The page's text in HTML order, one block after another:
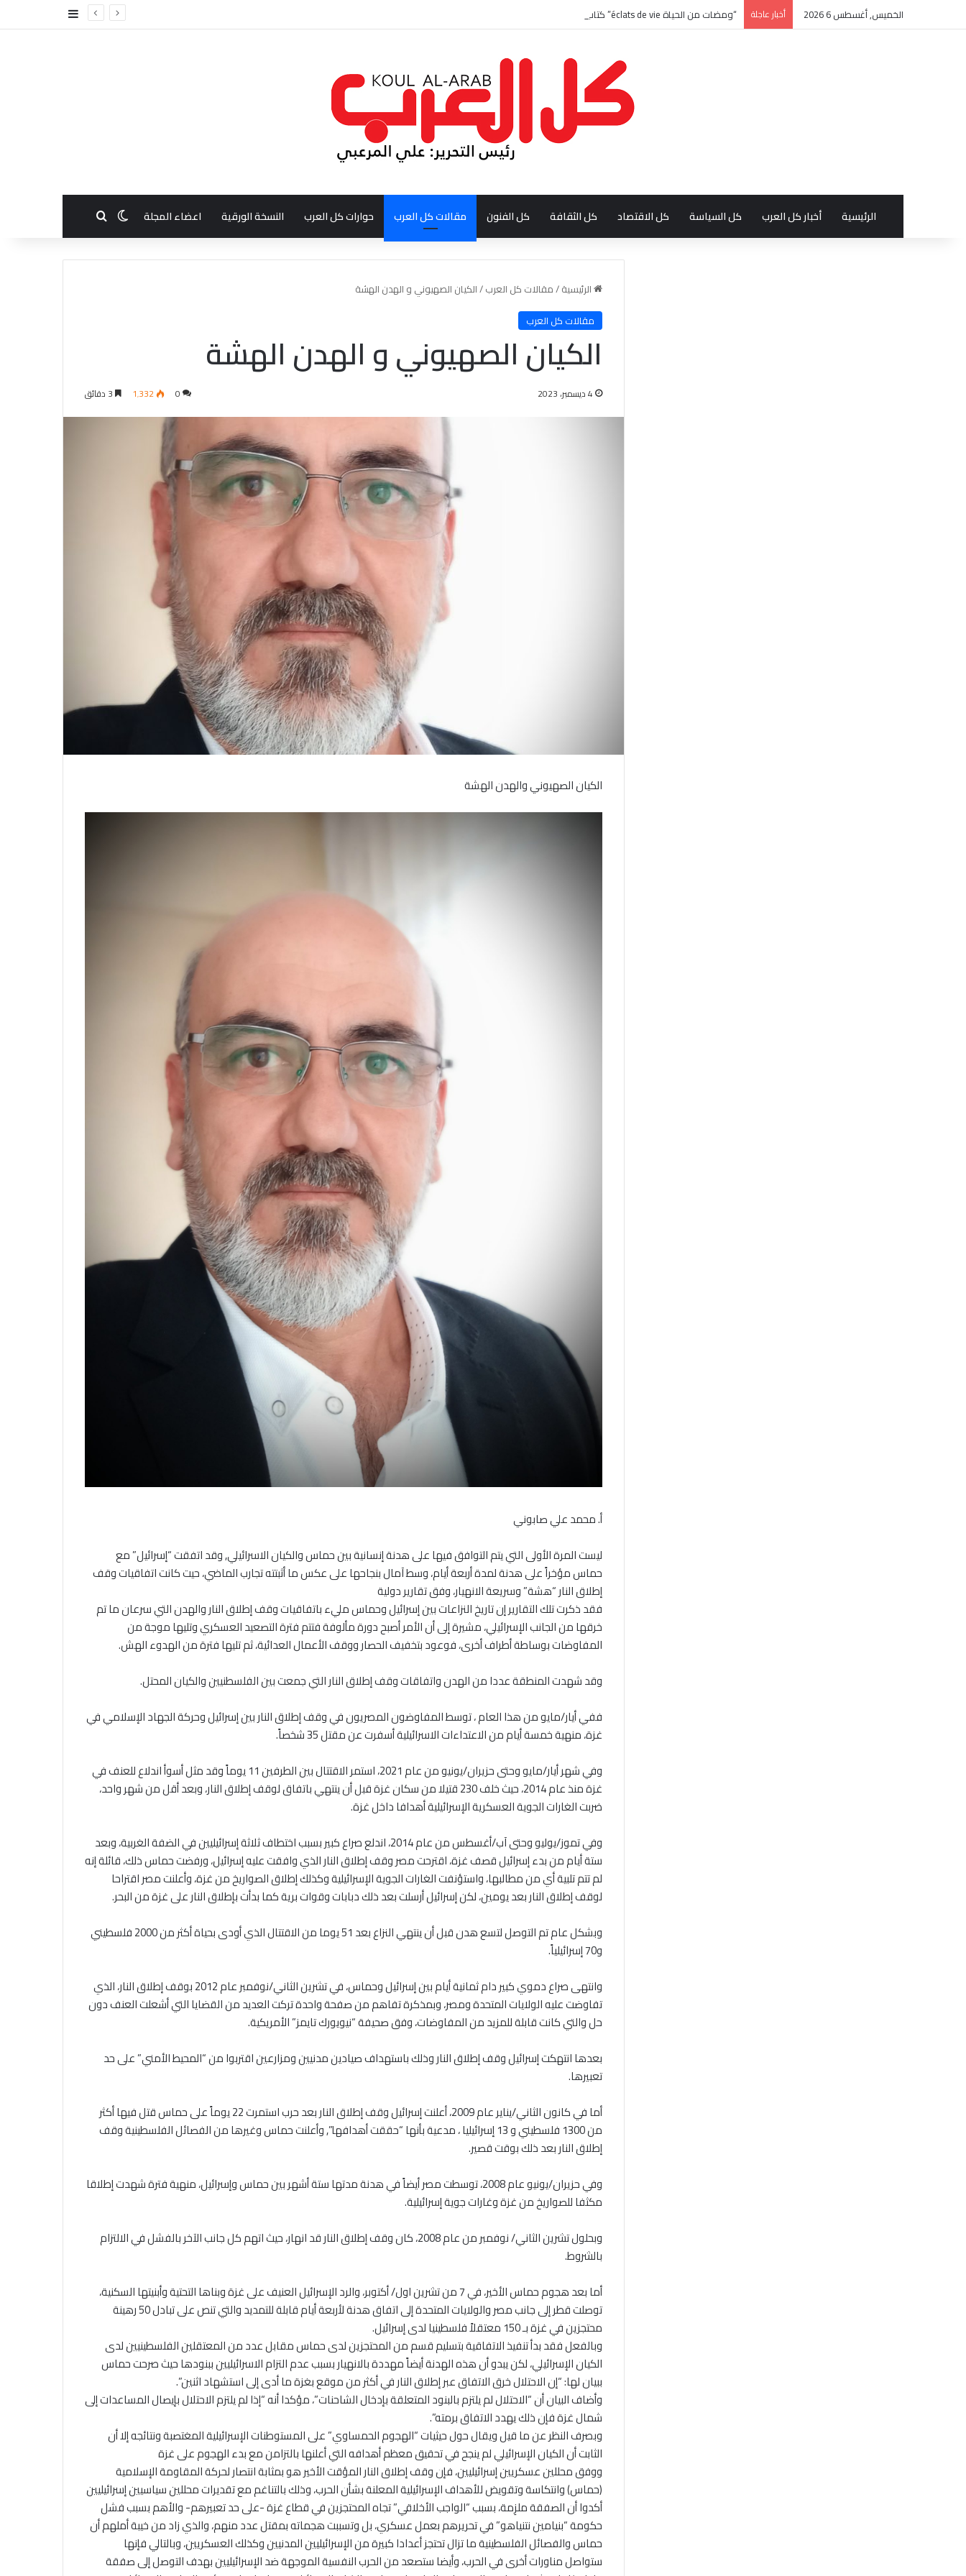
الخميس, أغسطس 6 2026 أخبار عاجلة “ومضات من الحياة éclats de vie” كتاب جديد بالفرنسية للأديبة التونسية منى زغدان إضافة عمود
الرئيسية أخبار كل العرب كل السياسة كل الاقتصاد كل الثقافة كل الفنون مقالات كل العرب حوارات كل العرب النسخة الورقية اعضاء المجلة الوضع المظلم
بحث عن
الرئيسية/مقالات كل العرب/الكيان الصهيوني و الهدن الهشة
مقالات كل العرب
الكيان الصهيوني و الهدن الهشة
4 ديسمبر، 2023 0 1٬332
الكيان الصهيوني والهدن الهشة
أ. محمد علي صابوني
ليست المرة الأولى التي يتم التوافق فيها على هدنة إنسانية بين حماس والكيان الاسرائيلي, وقد اتفقت “إسرائيل” مع
حماس مؤخراً على هدنة لمدة أربعة أيام، وسط آمال بنجاحها على عكس ما أثبتته تجارب الماضي، حيت كانت اتفاقيات وقف
إطلاق النار “هشة” وسريعة الانهيار، وفق تقارير دولية
فقد ذكرت تلك التقارير إن تاريخ النزاعات بين إسرائيل وحماس مليء باتفاقيات وقف إطلاق النار والهدن التي سرعان ما تم
خرقها من الجانب الإسرائيلي، مشيرة إلى أن الأمر أصبح دورة مألوفة فتتم فترة التصعيد العسكري وتليها موجة من
المفاوضات بوساطة أطراف أخرى، فوعود بتخفيف الحصار ووقف الأعمال العدائية، ثم تليها فترة من الهدوء الهش.
وقد شهدت المنطقة عددا من الهدن واتفاقات وقف إطلاق النار التي جمعت بين الفلسطنيين والكيان المحتل.
ففي أيار/مايو من هذا العام ، توسط المفاوضون المصريون في وقف إطلاق النار بين إسرائيل وحركة الجهاد الإسلامي في
غزة، منهية خمسة أيام من الاعتداءات الاسرائيلية أسفرت عن مقتل 35 شخصاً.
وفي شهر أيار/مايو وحتى حزيران/يونيو من عام 2021، استمر الاقتتال بين الطرفين 11 يوماً وقد مثل أسوأ اندلاع للعنف في
غزة منذ عام 2014، حيث خلف 230 قتيلا من سكان غزة قبل أن ينتهي باتفاق لوقف إطلاق النار، وبعد أقل من شهر واحد،
ضربت الغارات الجوية العسكرية الإسرائيلية أهدافا داخل غزة.
وفي تموز/يوليو وحتى آب/أغسطس من عام 2014، اندلع صراع كبير بسبب اختطاف ثلاثة إسرائيليين في الضفة الغربية، وبعد
ستة أيام من بدء إسرائيل قصف غزة، اقترحت مصر وقف إطلاق النار الذي وافقت عليه إسرائيل، ورفضت حماس ذلك، قائلة إنه
لم تتم تلبية أي من مطالبها، واستؤنفت الغارات الجوية الإسرائيلية وكذلك إطلاق الصواريخ من غزة، وأعلنت مصر اقتراحا
لوقف إطلاق النار بعد يومين، لكن إسرائيل أرسلت بعد ذلك دبابات وقوات برية كما بدأت بإطلاق النار على غزة من البحر.
وبشكل عام تم التوصل لتسع هدن قبل أن ينتهي النزاع بعد 51 يوما من الاقتتال الذي أودى بحياة أكثر من 2000 فلسطيني
و70 إسرائيلياً.
وانتهى صراع دموي كبير دام ثمانية أيام بين إسرائيل وحماس، في تشرين الثاني/نوفمبر عام 2012 بوقف إطلاق النار، الذي
تفاوضت عليه الولايات المتحدة ومصر، وبمذكرة تفاهم من صفحة واحدة تركت العديد من القضايا التي أشعلت العنف دون
حل والتي كانت قابلة للمزيد من المفاوضات، وفق صحيفة “نيويورك تايمز” الأمريكية.
بعدها انتهكت إسرائيل وقف إطلاق النار وذلك باستهداف صيادين مدنيين ومزارعين اقتربوا من “المحيط الأمني” على حد
تعبيرها.
أما في كانون الثاني/يناير عام 2009، أعلنت إسرائيل وقف إطلاق النار بعد حرب استمرت 22 يوماً على حماس قتل فيها أكثر
من 1300 فلسطيني و 13 إسرائيليا ، مدعية بأنها “حققت أهدافها”, وأعلنت حماس وغيرها من الفصائل الفلسطينية وقف
إطلاق النار بعد ذلك بوقت قصير.
وفي حزيران/يونيو عام 2008، توسطت مصر أيضاً في هدنة مدتها ستة أشهر بين حماس وإسرائيل، منهية فترة شهدت إطلاقا
مكثفا للصواريخ من غزة وغارات جوية إسرائيلية.
وبحلول تشرين الثاني/ نوفمبر من عام 2008، كان وقف إطلاق النار قد انهار، حيث اتهم كل جانب الآخر بالفشل في الالتزام
بالشروط.
أما بعد هجوم حماس الأخير، في 7 من تشرين اول/ أكتوبر، والرد الإسرائيل العنيف على غزة وبناها التحتية وأبنيتها السكنية،
توصلت قطر إلى جانب مصر والولايات المتحدة إلى اتفاق هدنة لأربعة أيام قابلة للتمديد والتي تنص على تبادل 50 رهينة
محتجزين في غزة بـ 150 معتقلاً فلسطينيا لدى إسرائيل.
وبالفعل فقد بدأ تنفيذ الاتفاقية بتسليم قسم من المحتجزين لدى حماس مقابل عدد من المعتقلين الفلسطينيين لدى
الكيان الإسرائيلي، لكن يبدو أن هذه الهدنة أيضاً مهددة بالانهيار بسبب عدم التزام الاسرائيليين ببنودها حيث صرحت حماس
ببيان لها: “إن الاحتلال خرق الاتفاق عبر إطلاق النار في أكثر من موقع بغزة ما أدى إلى استشهاد اثنين”.
وأضاف البيان أن “الاحتلال لم يلتزم بالبنود المتعلقة بإدخال الشاحنات”، مؤكدا أنه “إذا لم يلتزم الاحتلال بإيصال المساعدات إلى
شمال غزة فإن ذلك يهدد الاتفاق برمته”.
وبصرف النظر عن ما قيل ويقال حول حيثيات “الهجوم الحمساوي” على المستوطنات الإسرائيلية المغتصبة ونتائجه إلا أن
الثابت أن الكيان الإسرائيلي لم ينجح في تحقيق معظم أهدافه التي أعلنها بالتزامن مع بدء الهجوم على غزة
ووفق محللين عسكريين إسرائيليين، فإن وقف إطلاق النار المؤقت الأخير هو بمثابة انتصار لحركة المقاومة الإسلامية
(حماس) وانتكاسة وتقويض للأهداف الإسرائيلية المعلنة بشأن الحرب، وذلك بالتناغم مع تقديرات محللين سياسيين إسرائيليين
أكدوا أن الصفقة ملزِمة، بسبب “الواجب الأخلاقي” تجاه المحتجزين في قطاع غزة -على حد تعبيرهم- والأهم بسبب فشل
حكومة “بنيامين نتنياهو” في تحريرهم بعمل عسكري، بل وتسببت هجماته بمقتل عدد منهم، والذي زاد من خيبة أملهم أن
حماس والفصائل الفلسطينية ما تزال تحتجز أعدادا كبيرة من الإسرائيليين المدنيين وكذلك العسكريين، وبالتالي فإنها
ستواصل مناورات أخرى في الحرب، وأيضا ستصعد من الحرب النفسية الموجهة ضد الإسرائيليين بهدف التوصل إلى صفقة